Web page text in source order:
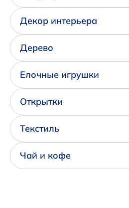
Декор интерьера
Дерево
Елочные игрушки
Открытки
Текстиль
Чай и кофе